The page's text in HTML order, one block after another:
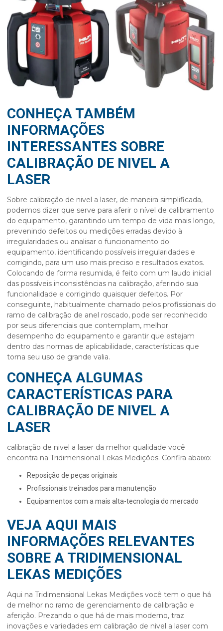
CONHEÇA TAMBÉM
INFORMAÇÕES
INTERESSANTES SOBRE
CALIBRAÇÃO DE NIVEL A
LASER
Sobre calibração de nivel a laser, de maneira simplificada,
podemos dizer que serve para aferir o nível de calibramento
do equipamento, garantindo um tempo de vida mais longo,
prevenindo defeitos ou medições erradas devido à
irregularidades ou analisar o funcionamento do
equipamento, identificando possíveis irregularidades e
corrigindo, para um uso mais preciso e resultados exatos.
Colocando de forma resumida, é feito com um laudo inicial
das possíveis inconsistências na calibração, aferindo sua
funcionalidade e corrigindo quaisquer defeitos. Por
conseguinte, habitualmente chamado pelos profissionais do
ramo de calibração de anel roscado, pode ser reconhecido
por seus diferenciais que contemplam, melhor
desempenho do equipamento e garantir que estejam
dentro das normas de aplicabilidade, características que
torna seu uso de grande valia.
CONHEÇA ALGUMAS
CARACTERÍSTICAS PARA
CALIBRAÇÃO DE NIVEL A
LASER
calibração de nivel a laser da melhor qualidade você
encontra na Tridimensional Lekas Medições. Confira abaixo:
reposição de peças originais
profissionais treinados para manutenção
equipamentos com a mais alta-tecnologia do mercado
VEJA AQUI MAIS
INFORMAÇÕES RELEVANTES
SOBRE A TRIDIMENSIONAL
LEKAS MEDIÇÕES
Aqui na Tridimensional Lekas Medições você tem o que há
de melhor no ramo de gerenciamento de calibração e
aferição. Prezando o que há de mais moderno, traz
inovações e variedades em calibração de nivel a laser com